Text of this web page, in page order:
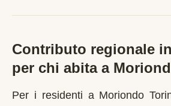
Contributo regionale in
per chi abita a
Per i residenti a Moriondo